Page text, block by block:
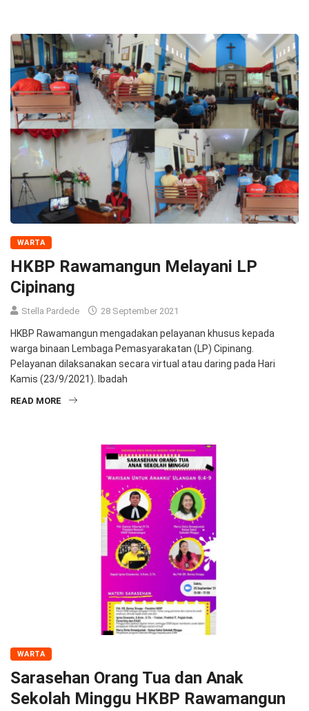
WARTA
HKBP Rawamangun Melayani LP
Cipinang
Stella Pardede 28 September 2021
HKBP Rawamangun mengadakan pelayanan khusus kepada
warga binaan Lembaga Pemasyarakatan (LP) Cipinang.
Pelayanan dilaksanakan secara virtual atau daring pada Hari
Kamis (23/9/2021). Ibadah
READ MORE
WARTA
Sarasehan Orang Tua dan Anak
Sekolah Minggu HKBP Rawamangun